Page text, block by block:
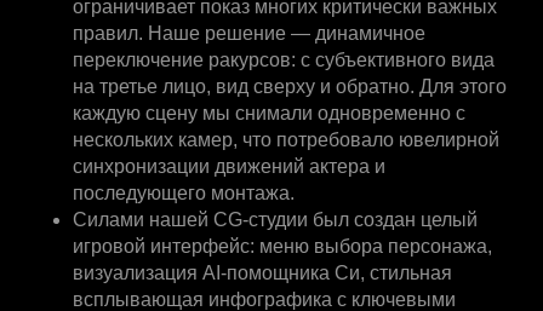
ограничивает показ многих критически важных
правил. Наше решение — динамичное
переключение ракурсов: с субъективного вида
на третье лицо, вид сверху и обратно. Для этого
каждую сцену мы снимали одновременно с
нескольких камер, что потребовало ювелирной
синхронизации движений актера и
последующего монтажа.
Силами нашей CG-студии был создан целый
игровой интерфейс: меню выбора персонажа,
визуализация AI-помощника Си, стильная
всплывающая инфографика с ключевыми